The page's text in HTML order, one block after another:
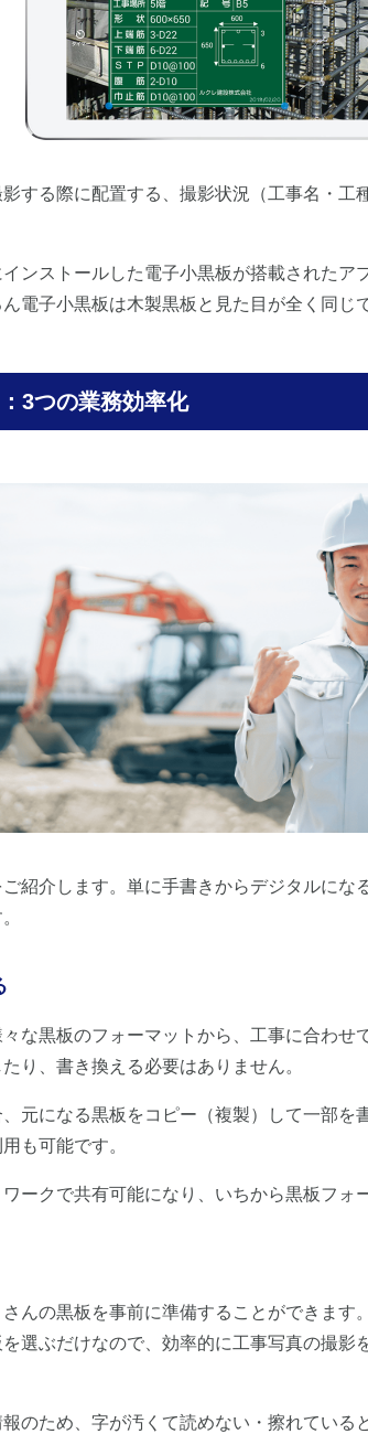
する際に配置する、撮影状況（工事名・
ンストールした電子小黒板が搭載された
電子小黒板は木製黒板と見た目が全く同じ
3つの業務効率化
紹介します。単に手書きからデジタルに
な黒板のフォーマットから、工事に合わ
り、書き換える必要はありません。
元になる黒板をコピー（複製）して一部
も可能です。
ークで共有可能になり、いちから黒板フォ
んの黒板を事前に準備することができます。
選ぶだけなので、効率的に工事写真の撮影
のため、字が汚くて読めない・擦れている